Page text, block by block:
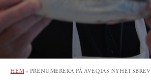
HEM » PRENUMERERA PÅ AVEQIAS NYHETSBREV